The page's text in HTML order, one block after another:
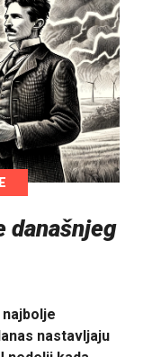
današnjeg
nastavljaju